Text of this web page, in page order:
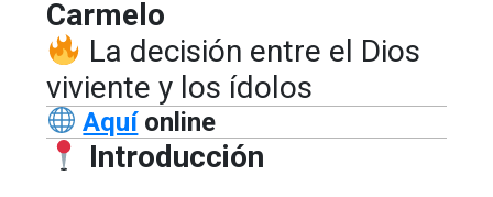
Carmelo
La decisión entre el Dios
viviente y los ídolos
Aquíonline
Introducción